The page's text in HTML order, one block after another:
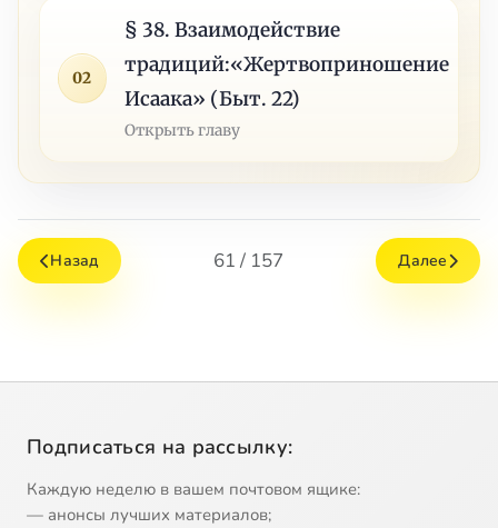
02
§ 38. Взаимодействие
традиций:«Жертвоприношение
Исаака» (Быт. 22)
Открыть главу
Назад 61 / 157 Далее
Подписаться на рассылку:
Каждую неделю в вашем почтовом ящике:
— анонсы лучших материалов;